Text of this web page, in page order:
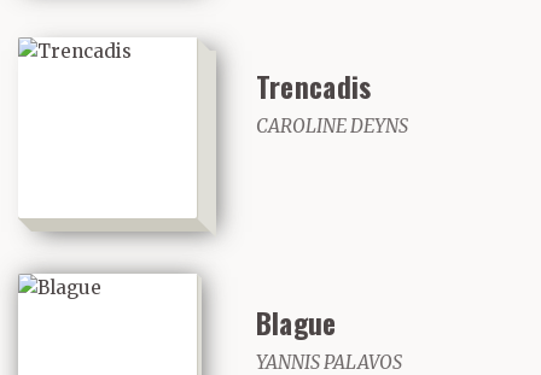
Trencadis
CAROLINE DEYNS
Blague
YANNIS PALAVOS